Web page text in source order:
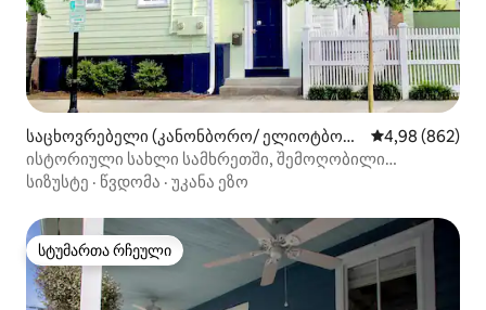
საცხოვრებელი (კანონბორო/ ელიოტბორ
ო)
საშუალო
4,98 (862)
ისტორიული სახლი სამხრეთში, შემოღობილი
პარკინგით
სიზუსტე · წვდომა · უკანა ეზო
სტუმართა რჩეული
სტუმართა რჩეული